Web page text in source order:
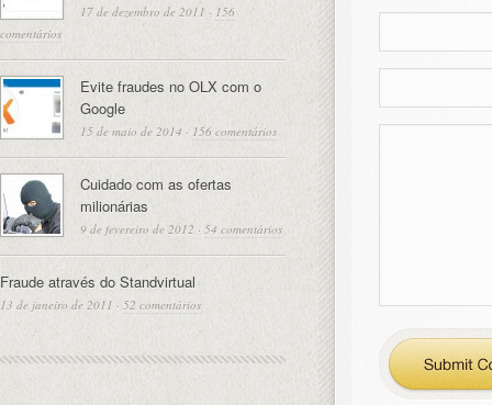
17 de dezembro de 2011 · 156
comentários
Evite fraudes no OLX com o
Google
15 de maio de 2014 · 156 comentários
Cuidado com as ofertas
milionárias
9 de fevereiro de 2012 · 54 comentários
Fraude através do Standvirtual
13 de janeiro de 2011 · 52 comentários